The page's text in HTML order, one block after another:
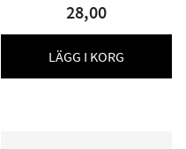
28,00
LÄGG I KORG